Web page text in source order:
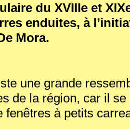
du XVIIIe et
enduites, à
Mora.
une grande
de la région, car il se
fenêtres à petits